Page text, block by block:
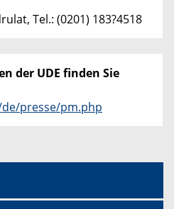
Tel.: (0201) 183?4518
der UDE finden Sie
presse/pm.php